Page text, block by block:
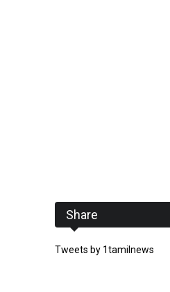
Share
Tweets by 1tamilnews